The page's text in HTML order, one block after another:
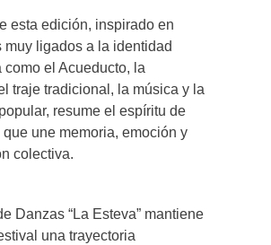
esta edición, inspirado en
muy ligados a la identidad
como el Acueducto, la
traje tradicional, la música y la
resume el espíritu de
que une memoria, emoción y
colectiva.
Danzas “La Esteva” mantiene
una trayectoria